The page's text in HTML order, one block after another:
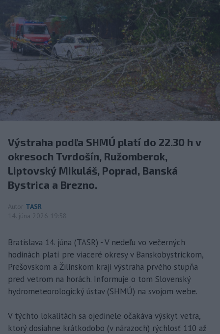
Výstraha podľa SHMÚ platí do 22.30 h v
okresoch Tvrdošín, Ružomberok,
Liptovský Mikuláš, Poprad, Banská
Bystrica a Brezno.
Autor TASR
14. júna 2026 19:58
Bratislava 14. júna (TASR) - V nedeľu vo večerných
hodinách platí pre viaceré okresy v Banskobystrickom,
Prešovskom a Žilinskom kraji výstraha prvého stupňa
pred vetrom na horách. Informuje o tom Slovenský
hydrometeorologický ústav (SHMÚ) na svojom webe.
V týchto lokalitách sa ojedinele očakáva výskyt vetra,
ktorý dosiahne krátkodobo (v nárazoch) rýchlosť 110 až